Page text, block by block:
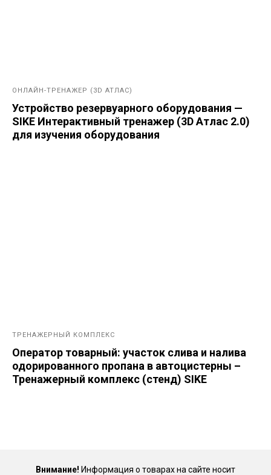
ОНЛАЙН-ТРЕНАЖЕР (3D АТЛАС)
Устройство резервуарного оборудования —
SIKE Интерактивный тренажер (3D Атлас 2.0)
для изучения оборудования
ТРЕНАЖЕРНЫЙ КОМПЛЕКС
Оператор товарный: участок слива и налива
одорированного пропана в автоцистерны –
Тренажерный комплекс (стенд) SIKE
Внимание! Информация о товарах на сайте носит